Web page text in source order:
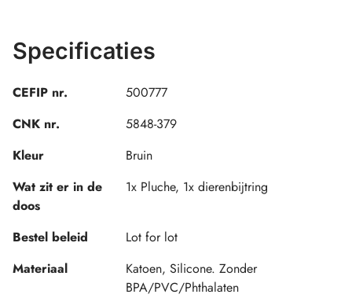
Specificaties
CEFIP nr.
500777
CNK nr.
5848-379
Kleur
Bruin
Wat zit er in de
doos
1x Pluche, 1x dierenbijtring
Bestel beleid
Lot for lot
Materiaal
Katoen, Silicone. Zonder
BPA/PVC/Phthalaten